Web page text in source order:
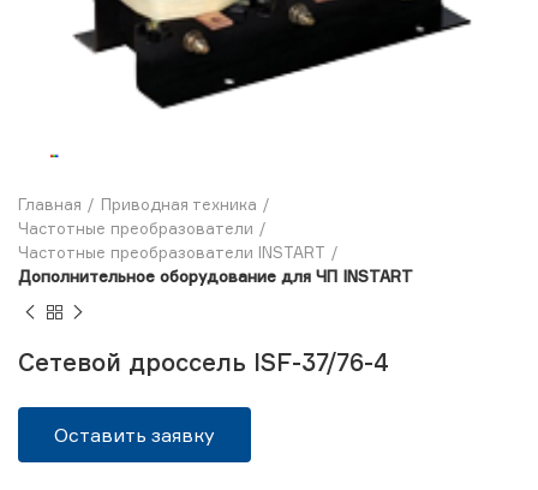
Главная
Приводная техника
Частотные преобразователи
Частотные преобразователи INSTART
Дополнительное оборудование для ЧП INSTART
Сетевой дроссель ISF-37/76-4
Оставить заявку